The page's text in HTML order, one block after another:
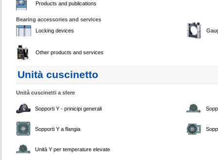
Products and publications
Bearing accessories and services
Locking devices
Other products and services
Unità cuscinetto
Unità cuscinetti a sfere
Sopporti Y - prinicipi generali
Sopporti Y a flangia
Unità Y per temperature elevate